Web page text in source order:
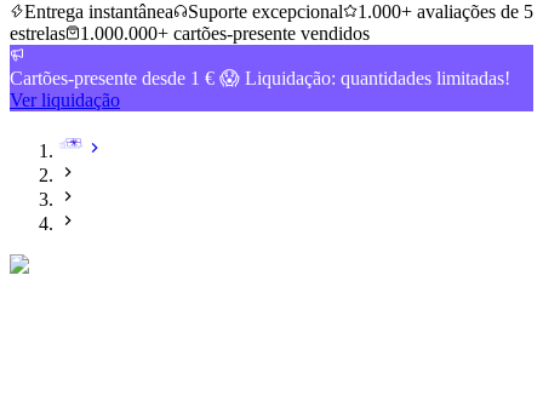
Entrega instantânea
Suporte excepcional
1.000+ avaliações de 5
estrelas
1.000.000+ cartões-presente vendidos
Cartões-presente desde 1 € 😱 Liquidação: quantidades limitadas!
Ver liquidação